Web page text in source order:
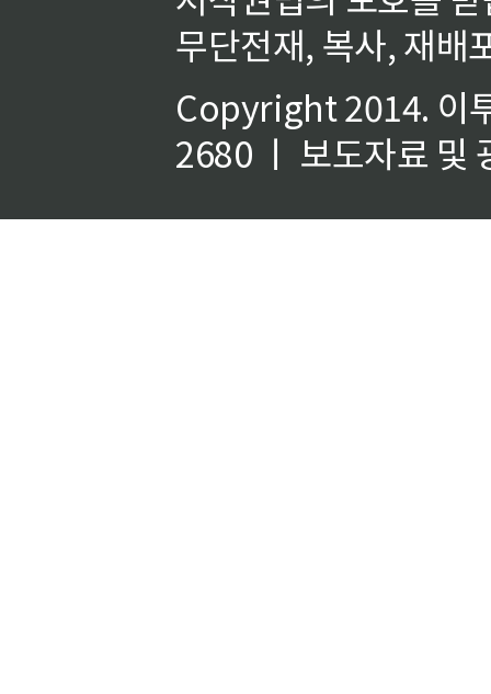
무단전재, 복사, 재배
Copyright 2014. 이
2680 ㅣ 보도자료